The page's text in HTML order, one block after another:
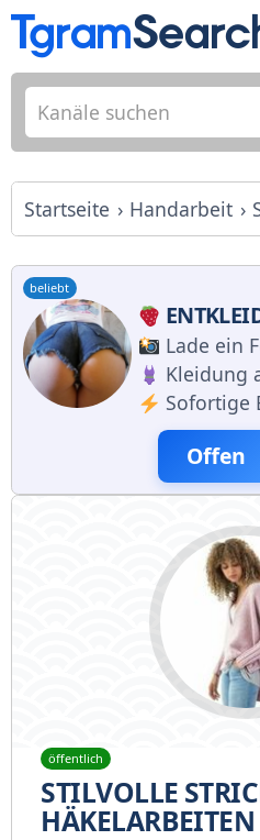
Startseite Handarbeit
beliebt
Lade ein
Kleidung
Sofortige
Offen
öffentlich
STILVOLLE
HÄKELARBEITEN